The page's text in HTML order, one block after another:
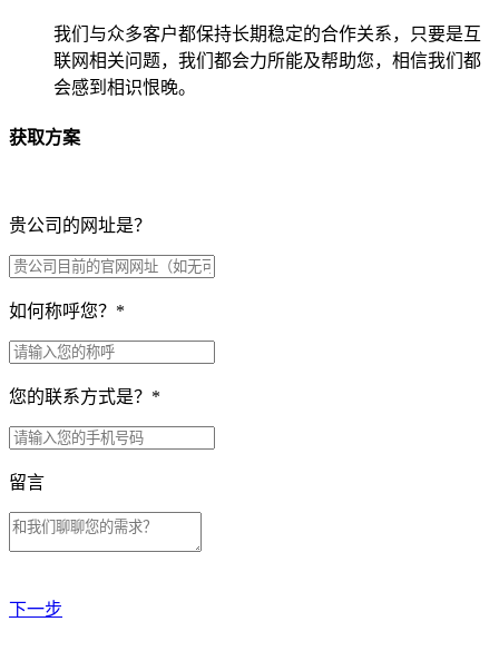
我们与众多客户都保持长期稳定的合作关系，只要是互
联网相关问题，我们都会力所能及帮助您，相信我们都
会感到相识恨晚。
获取方案
贵公司的网址是？
如何称呼您？ *
您的联系方式是？ *
留言
下一步